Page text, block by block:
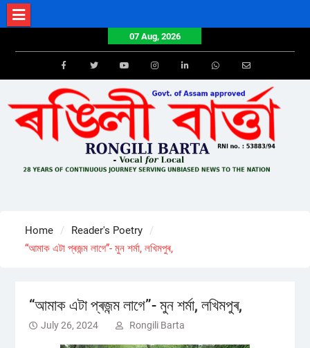
Skip
to
07 Aug, 2026
FacebookTwitterYoutube Email
Home
Reader's Poetry
“আমাক এটা প্ৰজন্ম লাগে”- মুন শৰ্মা, লখিমপুৰ,
“আমাক এটা প্ৰজন্ম লাগে”- মুন শৰ্মা, লখিমপুৰ,
July 26, 2024 Rongili Barta